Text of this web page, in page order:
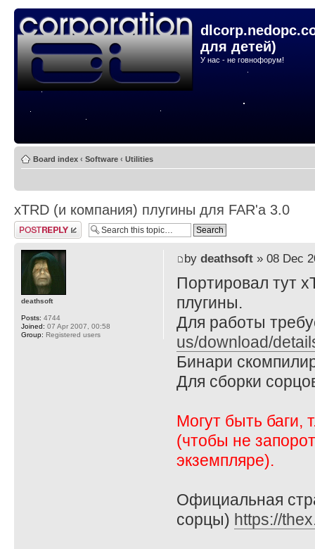
для детей)
У нас - не говнофорум!
Board index ‹ Software ‹ Utilities
xTRD (и компания) плугины для FAR'а 3.0
Post a reply
by deathsoft» 08 Dec
Портировал тут
плугины.
Для работы
us/download/
Бинари
Для сборки
Могут быть баги,
(чтобы не
экземпляре).
Официальная
сорцы) https://
deathsoft
Posts: 4744
Joined: 07 Apr 2007, 00:58
Group: Registered users